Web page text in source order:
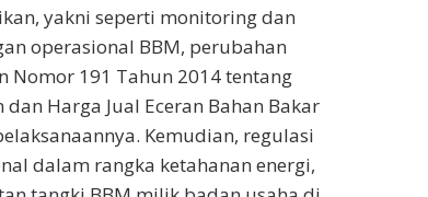
yakni seperti monitoring dan
operasional BBM, perubahan
Nomor 191 Tahun 2014 tentang
Harga Jual Eceran Bahan Bakar
Kemudian, regulasi
dalam rangka ketahanan energi,